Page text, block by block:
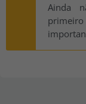
Ainda